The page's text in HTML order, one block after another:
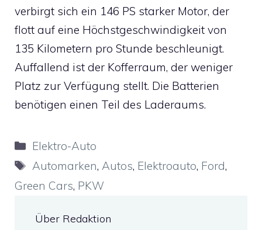
verbirgt sich ein 146 PS starker Motor, der
flott auf eine Höchstgeschwindigkeit von
135 Kilometern pro Stunde beschleunigt.
Auffallend ist der Kofferraum, der weniger
Platz zur Verfügung stellt. Die Batterien
benötigen einen Teil des Laderaums.
Kategorien
Elektro-Auto
Schlagwörter
Automarken, Autos, Elektroauto, Ford,
Green Cars, PKW
Über Redaktion